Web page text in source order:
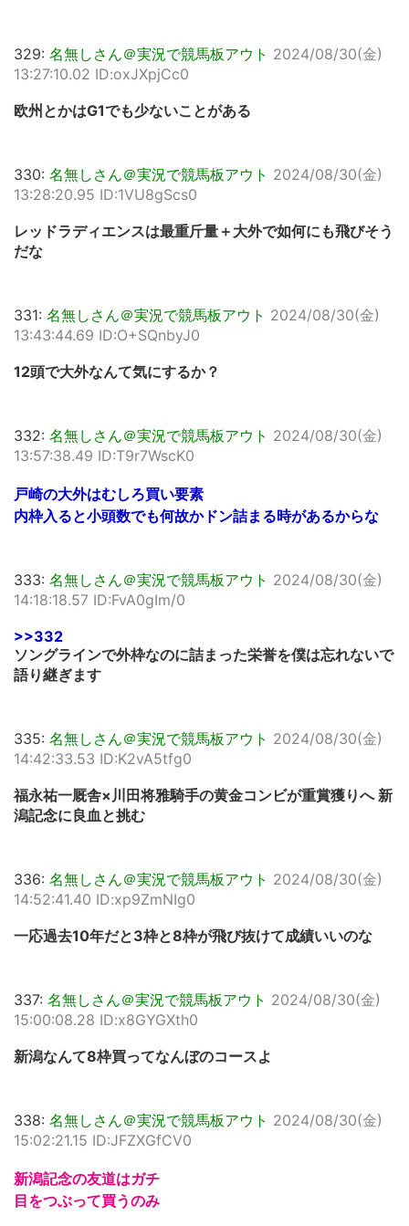
329: 名無しさん＠実況で競馬板アウト 2024/08/30(金)
13:27:10.02 ID:oxJXpjCc0
欧州とかはG1でも少ないことがある
330: 名無しさん＠実況で競馬板アウト 2024/08/30(金)
13:28:20.95 ID:1VU8gScs0
レッドラディエンスは最重斤量＋大外で如何にも飛びそう
だな
331: 名無しさん＠実況で競馬板アウト 2024/08/30(金)
13:43:44.69 ID:O+SQnbyJ0
12頭で大外なんて気にするか？
332: 名無しさん＠実況で競馬板アウト 2024/08/30(金)
13:57:38.49 ID:T9r7WscK0
戸崎の大外はむしろ買い要素
内枠入ると小頭数でも何故かドン詰まる時があるからな
333: 名無しさん＠実況で競馬板アウト 2024/08/30(金)
14:18:18.57 ID:FvA0gIm/0
>>332
ソングラインで外枠なのに詰まった栄誉を僕は忘れないで
語り継ぎます
335: 名無しさん＠実況で競馬板アウト 2024/08/30(金)
14:42:33.53 ID:K2vA5tfg0
福永祐一厩舎×川田将雅騎手の黄金コンビが重賞獲りへ 新
潟記念に良血と挑む
336: 名無しさん＠実況で競馬板アウト 2024/08/30(金)
14:52:41.40 ID:xp9ZmNIg0
一応過去10年だと3枠と8枠が飛び抜けて成績いいのな
337: 名無しさん＠実況で競馬板アウト 2024/08/30(金)
15:00:08.28 ID:x8GYGXth0
新潟なんて8枠買ってなんぼのコースよ
338: 名無しさん＠実況で競馬板アウト 2024/08/30(金)
15:02:21.15 ID:JFZXGfCV0
新潟記念の友道はガチ
目をつぶって買うのみ